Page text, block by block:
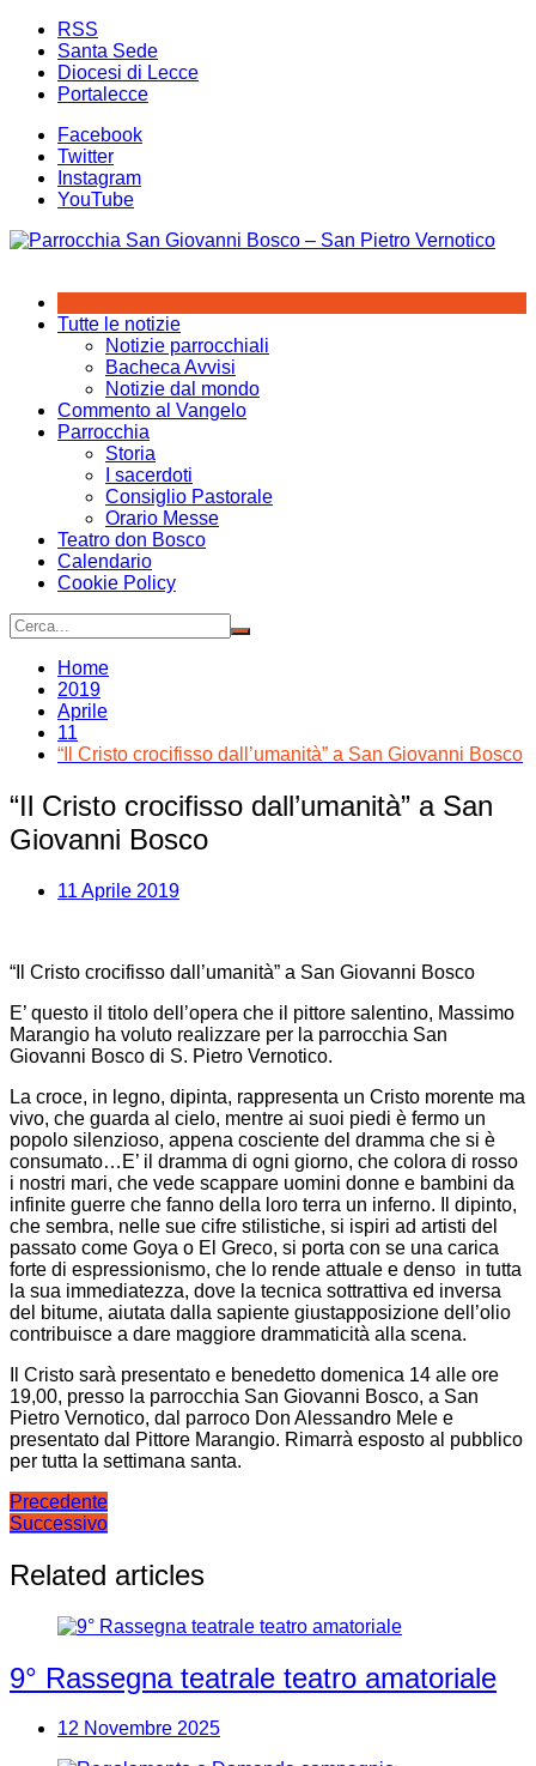
Salta
contenuto
RSS
Santa Sede
Diocesi di Lecce
Portalecce
Facebook
Twitter
Instagram
YouTube
Tutte le notizie
Notizie parrocchiali
Bacheca Avvisi
Notizie dal mondo
Commento al Vangelo
Parrocchia
Storia
I sacerdoti
Consiglio Pastorale
Orario Messe
Teatro don Bosco
Calendario
Cookie Policy
Home
2019
Aprile
11
“Il Cristo crocifisso dall’umanità” a San Giovanni Bosco
“Il Cristo crocifisso dall’umanità” a San
Giovanni Bosco
11 Aprile 2019
“Il Cristo crocifisso dall’umanità” a San Giovanni Bosco
E’ questo il titolo dell’opera che il pittore salentino, Massimo
Marangio ha voluto realizzare per la parrocchia San
Giovanni Bosco di S. Pietro Vernotico.
La croce, in legno, dipinta, rappresenta un Cristo morente ma
vivo, che guarda al cielo, mentre ai suoi piedi è fermo un
popolo silenzioso, appena cosciente del dramma che si è
consumato…E’ il dramma di ogni giorno, che colora di rosso
i nostri mari, che vede scappare uomini donne e bambini da
infinite guerre che fanno della loro terra un inferno. Il dipinto,
che sembra, nelle sue cifre stilistiche, si ispiri ad artisti del
passato come Goya o El Greco, si porta con se una carica
forte di espressionismo, che lo rende attuale e denso in tutta
la sua immediatezza, dove la tecnica sottrattiva ed inversa
del bitume, aiutata dalla sapiente giustapposizione dell’olio
contribuisce a dare maggiore drammaticità alla scena.
Il Cristo sarà presentato e benedetto domenica 14 alle ore
19,00, presso la parrocchia San Giovanni Bosco, a San
Pietro Vernotico, dal parroco Don Alessandro Mele e
presentato dal Pittore Marangio. Rimarrà esposto al pubblico
per tutta la settimana santa.
Navigazione
articoli
Precedente
Successivo
Related articles
9° Rassegna teatrale teatro amatoriale
12 Novembre 2025